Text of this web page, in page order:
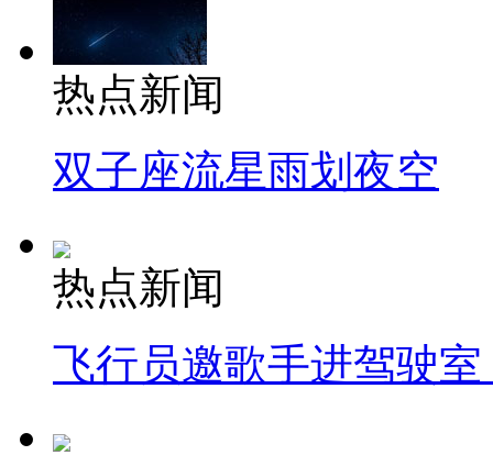
热点新闻
双子座流星雨划夜空
热点新闻
飞行员邀歌手进驾驶